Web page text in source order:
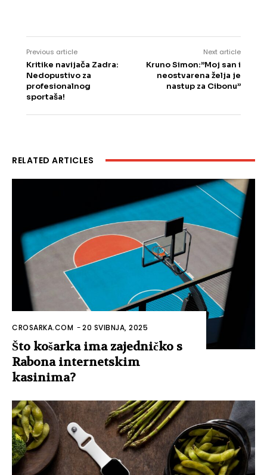
Previous article
Kritike navijača Zadra:
Nedopustivo za
profesionalnog
sportaša!
Next article
Kruno Simon:”Moj san i
neostvarena želja je
nastup za Cibonu”
RELATED ARTICLES
CROSARKA.COM -20 SVIBNJA, 2025
Što košarka ima zajedničko s
Rabona internetskim
kasinima?